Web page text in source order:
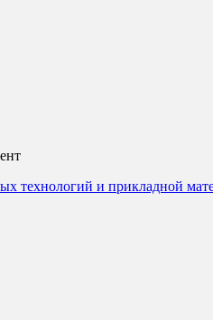
технологий и прикладной